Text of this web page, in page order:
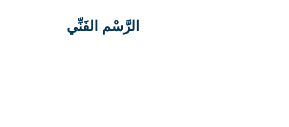
الرَّسْم الفَنِّي